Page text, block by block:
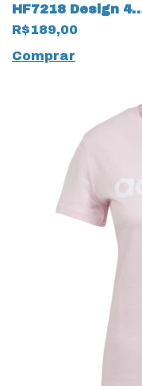
HF7218 Design 4
Move T-Shirt Verde
Claro
R$189,00
Comprar